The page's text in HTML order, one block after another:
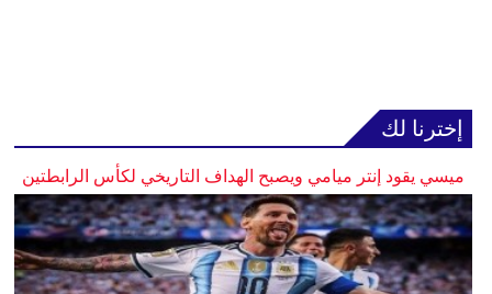
إخترنا لك
ميسي يقود إنتر ميامي ويصبح الهداف التاريخي لكأس الرابطتين